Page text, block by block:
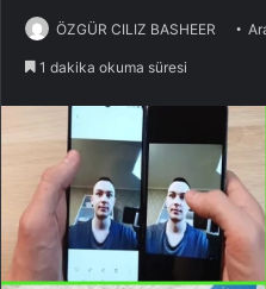
ÖZGÜR CILIZ BASHEER
1 dakika okuma süresi